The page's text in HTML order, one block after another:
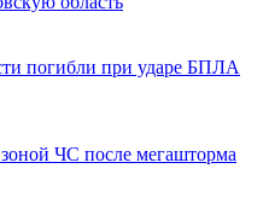
погибли при ударе БПЛА
ЧС после мегашторма